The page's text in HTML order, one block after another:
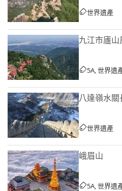
世界遺產
九江市廬
5A, 世界遺
八達嶺水關
世界遺產
峨眉山
5A, 世界遺